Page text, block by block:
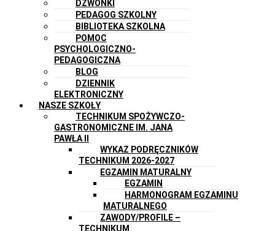
DZWONKI
PEDAGOG SZKOLNY
BIBLIOTEKA SZKOLNA
POMOC
PSYCHOLOGICZNO-
PEDAGOGICZNA
BLOG
DZIENNIK
ELEKTRONICZNY
NASZE SZKOŁY
TECHNIKUM SPOŻYWCZO-
GASTRONOMICZNE IM. JANA
PAWŁA II
WYKAZ PODRĘCZNIKÓW
TECHNIKUM 2026-2027
EGZAMIN MATURALNY
EGZAMIN
HARMONOGRAM EGZAMINU
MATURALNEGO
ZAWODY/PROFILE –
TECHNIKUM